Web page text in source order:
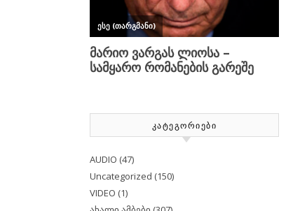
ᲙᲐᲢᲔᲒᲝᲠᲘᲔᲑᲘ
AUDIO (47)
Uncategorized (150)
VIDEO (1)